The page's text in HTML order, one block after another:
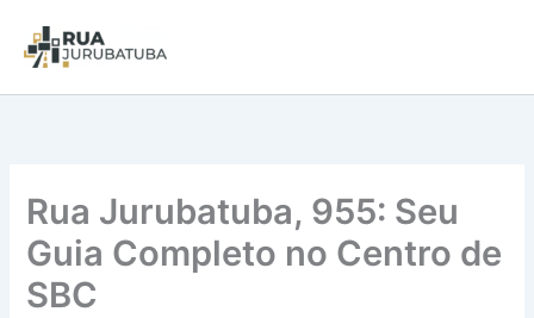
Rua Jurubatuba, 955: Seu
Guia Completo no Centro de
SBC